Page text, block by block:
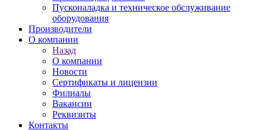
Пусконаладка и техническое обслуживание
оборудования
Производители
О компании
Назад
О компании
Новости
Сертификаты и лицензии
Филиалы
Вакансии
Реквизиты
Контакты